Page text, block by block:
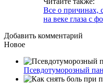
Все о причинах,
на веке глаза с
Добавить комментарий
Новое
Псевдотуморозный